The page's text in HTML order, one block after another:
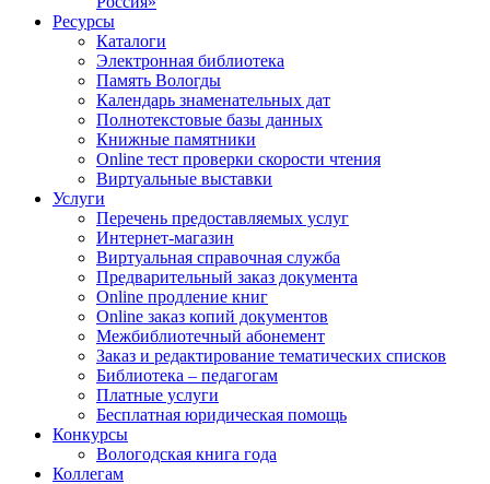
Ресурсы
Каталоги
Электронная библиотека
Память Вологды
Календарь знаменательных дат
Полнотекстовые базы данных
Книжные памятники
Online тест проверки скорости чтения
Виртуальные выставки
Услуги
Перечень предоставляемых услуг
Интернет-магазин
Виртуальная справочная служба
Предварительный заказ документа
Online продление книг
Online заказ копий документов
Межбиблиотечный абонемент
Заказ и редактирование тематических списков
Библиотека – педагогам
Платные услуги
Бесплатная юридическая помощь
Конкурсы
Вологодская книга года
Коллегам